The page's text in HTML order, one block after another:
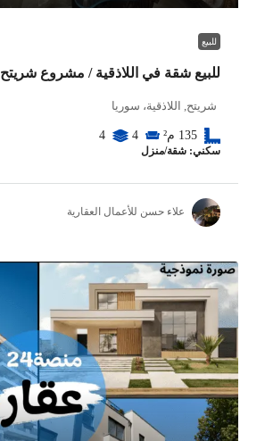
للبيع
للبيع شقة في اللاذقية / مشروع شريتح
شريتح, اللاذقية، سوريا
135 م² 4
4
سكني: شقة/منزل
علاء حسن للأعمال العقارية